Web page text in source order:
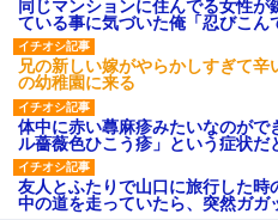
同じマンションに住んでる女性
ている事に気づいた俺「忍びこ
兄の新しい嫁がやらかしすぎて
の幼稚園に来る
体中に赤い蕁麻疹みたいなのが
ル薔薇色ひこう疹」という症状だ
友人とふたりで山口に旅行した
中の道を走っていたら、突然ガ